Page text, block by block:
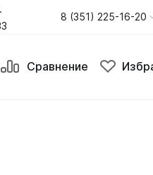
8 (351) 225-16-20
Сравнение